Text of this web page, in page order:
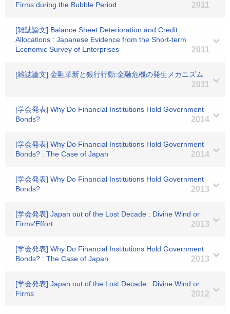
Firms during the Bubble Period
2011
[雑誌論文] Balance Sheet Deterioration and Credit
Allocations : Japanese Evidence from the Short-term
Economic Survey of Enterprises
2011
[雑誌論文] 金融革新と銀行行動:金融危機の発生メカニズム
2011
[学会発表] Why Do Financial Institutions Hold Government
Bonds?
2014
[学会発表] Why Do Financial Institutions Hold Government
Bonds? : The Case of Japan
2014
[学会発表] Why Do Financial Institutions Hold Government
Bonds?
2013
[学会発表] Japan out of the Lost Decade : Divine Wind or
Firms'Effort
2013
[学会発表] Why Do Financial Institutions Hold Government
Bonds? : The Case of Japan
2013
[学会発表] Japan out of the Lost Decade : Divine Wind or
Firms
2012